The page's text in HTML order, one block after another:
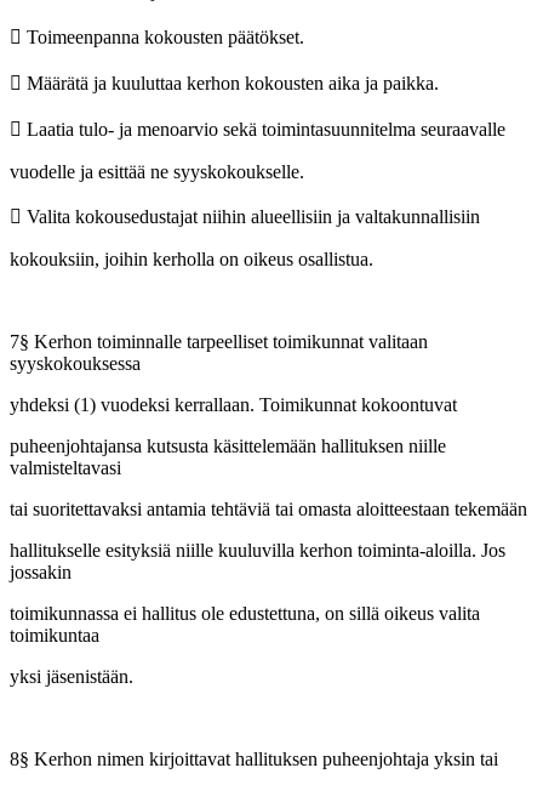
 Toimeenpanna kokousten päätökset.
 Määrätä ja kuuluttaa kerhon kokousten aika ja paikka.
 Laatia tulo- ja menoarvio sekä toimintasuunnitelma seuraavalle
vuodelle ja esittää ne syyskokoukselle.
 Valita kokousedustajat niihin alueellisiin ja valtakunnallisiin
kokouksiin, joihin kerholla on oikeus osallistua.
7§ Kerhon toiminnalle tarpeelliset toimikunnat valitaan
syyskokouksessa
yhdeksi (1) vuodeksi kerrallaan. Toimikunnat kokoontuvat
puheenjohtajansa kutsusta käsittelemään hallituksen niille
valmisteltavasi
tai suoritettavaksi antamia tehtäviä tai omasta aloitteestaan tekemään
hallitukselle esityksiä niille kuuluvilla kerhon toiminta-aloilla. Jos
jossakin
toimikunnassa ei hallitus ole edustettuna, on sillä oikeus valita
toimikuntaa
yksi jäsenistään.
8§ Kerhon nimen kirjoittavat hallituksen puheenjohtaja yksin tai